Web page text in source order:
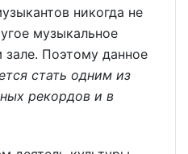
никогда не
музыкальное
Поэтому данное
стать одним из
рекордов и в